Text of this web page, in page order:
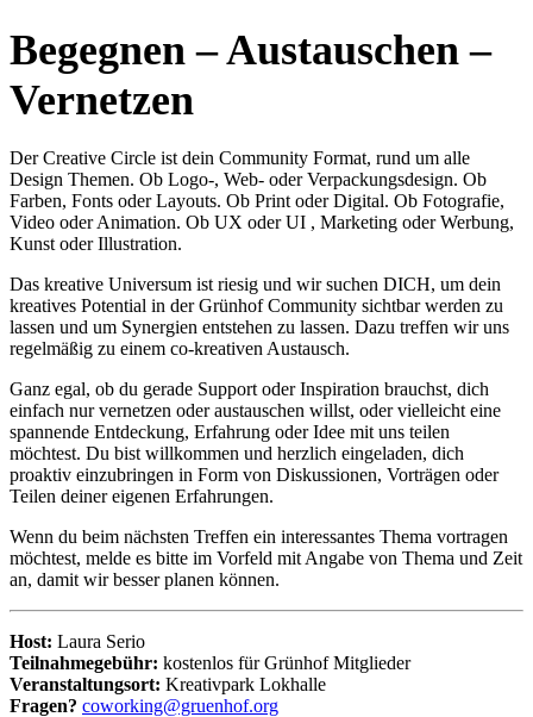
Begegnen – Austauschen –
Vernetzen
Der Creative Circle ist dein Community Format, rund um alle
Design Themen. Ob Logo-, Web- oder Verpackungsdesign. Ob
Farben, Fonts oder Layouts. Ob Print oder Digital. Ob Fotografie,
Video oder Animation. Ob UX oder UI , Marketing oder Werbung,
Kunst oder Illustration.
Das kreative Universum ist riesig und wir suchen DICH, um dein
kreatives Potential in der Grünhof Community sichtbar werden zu
lassen und um Synergien entstehen zu lassen. Dazu treffen wir uns
regelmäßig zu einem co-kreativen Austausch.
Ganz egal, ob du gerade Support oder Inspiration brauchst, dich
einfach nur vernetzen oder austauschen willst, oder vielleicht eine
spannende Entdeckung, Erfahrung oder Idee mit uns teilen
möchtest. Du bist willkommen und herzlich eingeladen, dich
proaktiv einzubringen in Form von Diskussionen, Vorträgen oder
Teilen deiner eigenen Erfahrungen.
Wenn du beim nächsten Treffen ein interessantes Thema vortragen
möchtest, melde es bitte im Vorfeld mit Angabe von Thema und Zeit
an, damit wir besser planen können.
Host: Laura Serio
Teilnahmegebühr: kostenlos für Grünhof Mitglieder
Veranstaltungsort: Kreativpark Lokhalle
Fragen? coworking@gruenhof.org